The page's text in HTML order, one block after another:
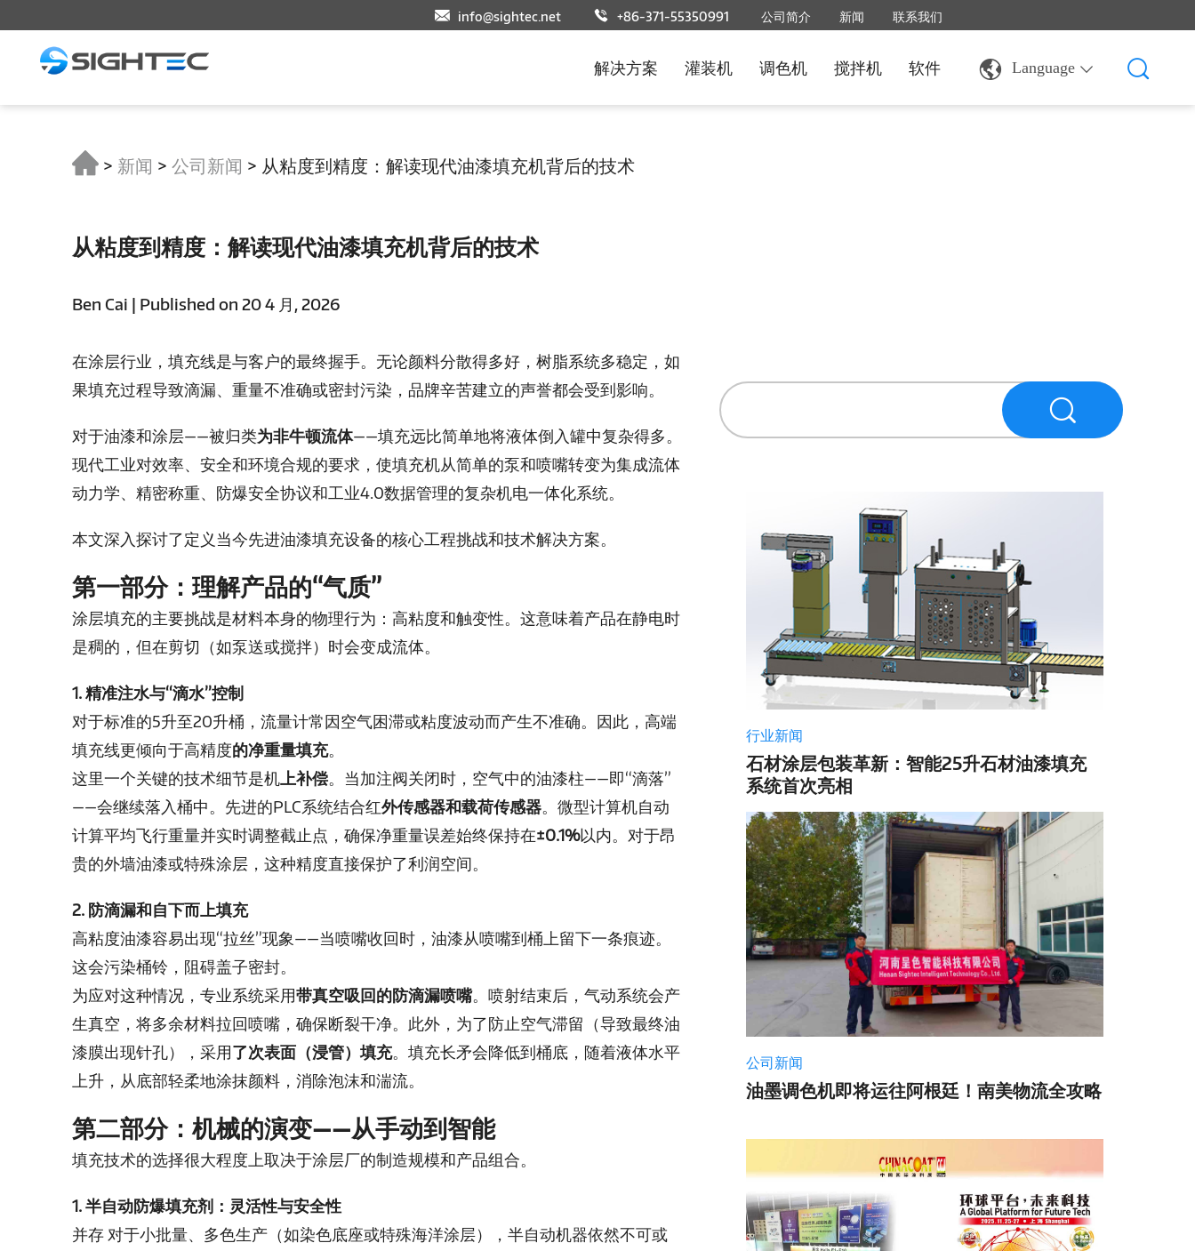
info@sightec.net +86-371-55350991 公司简介 新闻 联系我们
解决方案 灌装机 调色机 搅拌机 软件 Language
> 新闻 > 公司新闻 > 从粘度到精度：解读现代油漆填充机背后的技术
从粘度到精度：解读现代油漆填充机背后的技术
Ben Cai | Published on 20 4 月, 2026
在涂层行业，填充线是与客户的最终握手。无论颜料分散得多好，树脂系统多稳定，如
果填充过程导致滴漏、重量不准确或密封污染，品牌辛苦建立的声誉都会受到影响。
对于油漆和涂层——被归类为非牛顿流体——填充远比简单地将液体倒入罐中复杂得多。
现代工业对效率、安全和环境合规的要求，使填充机从简单的泵和喷嘴转变为集成流体
动力学、精密称重、防爆安全协议和工业4.0数据管理的复杂机电一体化系统。
本文深入探讨了定义当今先进油漆填充设备的核心工程挑战和技术解决方案。
第一部分：理解产品的“气质”
涂层填充的主要挑战是材料本身的物理行为：高粘度和触变性。这意味着产品在静电时
是稠的，但在剪切（如泵送或搅拌）时会变成流体。
1. 精准注水与“滴水”控制
对于标准的5升至20升桶，流量计常因空气困滞或粘度波动而产生不准确。因此，高端
填充线更倾向于高精度的净重量填充。
这里一个关键的技术细节是机上补偿。当加注阀关闭时，空气中的油漆柱——即“滴落”
——会继续落入桶中。先进的PLC系统结合红外传感器和载荷传感器。微型计算机自动
计算平均飞行重量并实时调整截止点，确保净重量误差始终保持在±0.1%以内。对于昂
贵的外墙油漆或特殊涂层，这种精度直接保护了利润空间。
2. 防滴漏和自下而上填充
高粘度油漆容易出现“拉丝”现象——当喷嘴收回时，油漆从喷嘴到桶上留下一条痕迹。
这会污染桶铃，阻碍盖子密封。
为应对这种情况，专业系统采用带真空吸回的防滴漏喷嘴。喷射结束后，气动系统会产
生真空，将多余材料拉回喷嘴，确保断裂干净。此外，为了防止空气滞留（导致最终油
漆膜出现针孔），采用了次表面（浸管）填充。填充长矛会降低到桶底，随着液体水平
上升，从底部轻柔地涂抹颜料，消除泡沫和湍流。
第二部分：机械的演变——从手动到智能
填充技术的选择很大程度上取决于涂层厂的制造规模和产品组合。
1. 半自动防爆填充剂：灵活性与安全性
并存 对于小批量、多色生产（如染色底座或特殊海洋涂层），半自动机器依然不可或
行业新闻
石材涂层包装革新：智能25升石材油漆填充
系统首次亮相
公司新闻
油墨调色机即将运往阿根廷！南美物流全攻略